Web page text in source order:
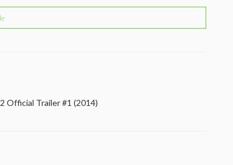
Official Trailer #1 (2014)